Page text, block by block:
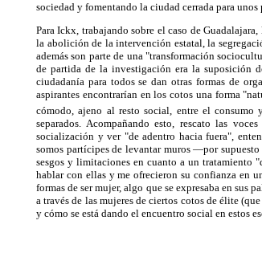
sociedad y fomentando la ciudad cerrada para
Para Ickx, trabajando sobre el caso de
la abolición de la intervención estatal, la
además son parte de una "transformación
de partida de la investigación era la suposición
ciudadanía para todos se dan otras formas de
aspirantes encontrarían en los cotos una forma
cómodo, ajeno al resto social, entre el
separados. Acompañando esto, rescato las
socialización y ver "de adentro hacia fuera",
somos partícipes de levantar muros —por
sesgos y limitaciones en cuanto a un tratamiento
hablar con ellas y me ofrecieron su confianza en
formas de ser mujer, algo que se expresaba en sus
a través de las mujeres de ciertos cotos de élite
y cómo se está dando el encuentro social en estos